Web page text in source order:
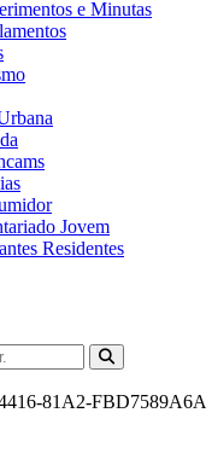
e Minutas
Jovem
Residentes
81A2-